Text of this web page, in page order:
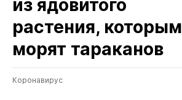
из ядовитого
растения, которым
морят тараканов
Коронавирус